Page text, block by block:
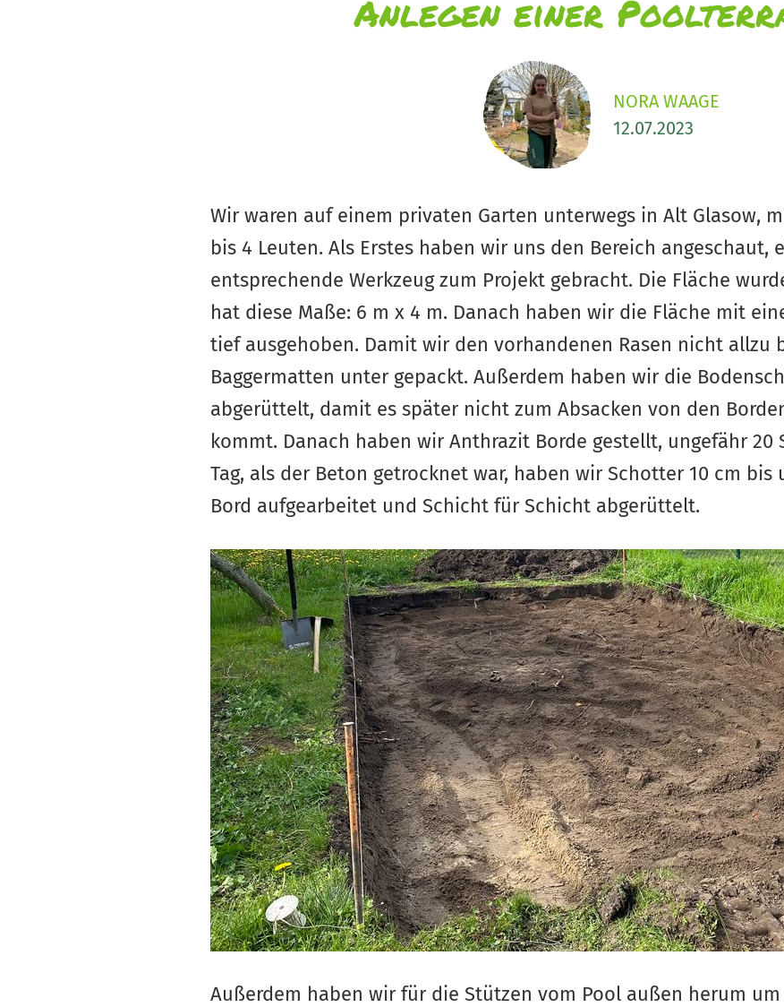
Anlegen einer
NORA WAAGE
12.07.2023
Wir waren auf einem privaten Garten unterwegs in Alt Glasow,
bis 4 Leuten. Als Erstes haben wir uns den Bereich angeschaut,
entsprechende Werkzeug zum Projekt gebracht. Die Fläche
hat diese Maße: 6 m x 4 m. Danach haben wir die Fläche mit
tief ausgehoben. Damit wir den vorhandenen Rasen nicht allzu
Baggermatten unter gepackt. Außerdem haben wir die
abgerüttelt, damit es später nicht zum Absacken von den
kommt. Danach haben wir Anthrazit Borde gestellt, ungefähr 20
Tag, als der Beton getrocknet war, haben wir Schotter 10 cm bis
Bord aufgearbeitet und Schicht für Schicht abgerüttelt.
Außerdem haben wir für die Stützen vom Pool außen herum